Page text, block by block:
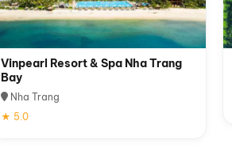
Vinpearl Resort & Spa Nha Trang
Bay
Nha Trang
★ 5.0